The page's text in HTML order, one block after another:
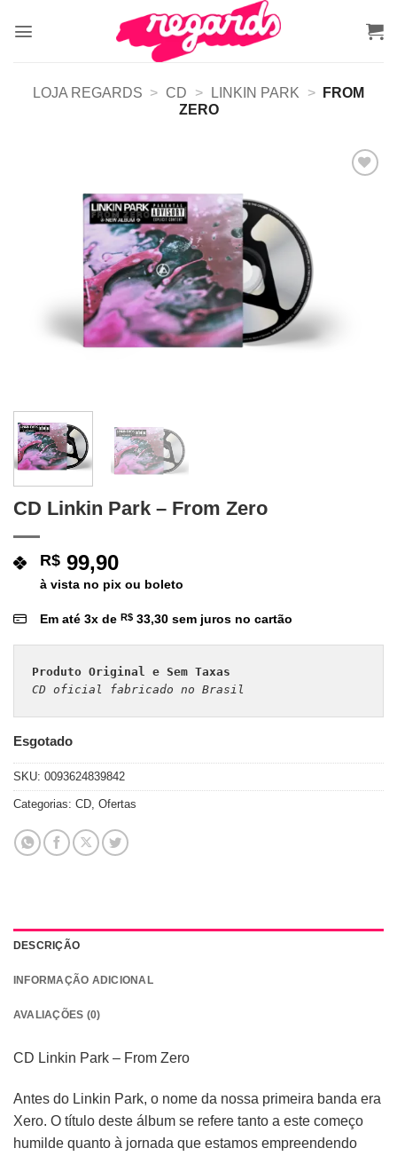
LOJA REGARDS > CD > LINKIN PARK >
FROM
ZERO
CD Linkin Park – From Zero
R$ 99,90
à vista no pix ou boleto
Em até 3x de R$ 33,30 sem juros no cartão
Produto Original e Sem Taxas
CD oficial fabricado no Brasil
Esgotado
SKU: 0093624839842
Categorias: CD, Ofertas
DESCRIÇÃO
INFORMAÇÃO ADICIONAL
AVALIAÇÕES (0)
CD Linkin Park – From Zero
Antes do Linkin Park, o nome da nossa primeira banda era
Xero. O título deste álbum se refere tanto a este começo
humilde quanto à jornada que estamos empreendendo